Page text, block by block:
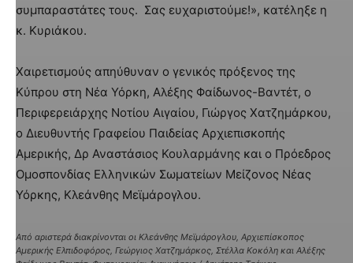
συμπαραστάτες τους. Σας ευχαριστούμε!», κατέληξε η
κ. Κυριάκου.
Χαιρετισμούς απηύθυναν ο γενικός πρόξενος της
Κύπρου στη Νέα Υόρκη, Αλέξης Φαίδωνος-Βαντέτ, ο
Περιφερειάρχης Νοτίου Αιγαίου, Γιώργος Χατζημάρκου,
ο Διευθυντής Γραφείου Παιδείας Αρχιεπισκοπής
Αμερικής, Δρ Αναστάσιος Κουλαρμάνης και ο Πρόεδρος
Ομοσπονδίας Ελληνικών Σωματείων Μείζονος Νέας
Υόρκης, Κλεάνθης Μεϊμάρογλου.
Από αριστερά διακρίνονται οι Κλεάνθης Μεϊμάρογλου, Αρχιεπίσκοπος
Αμερικής Ελπιδοφόρος, Γεώργιος Χατζημάρκος, Στέλλα Κοκόλη και Αλέξης